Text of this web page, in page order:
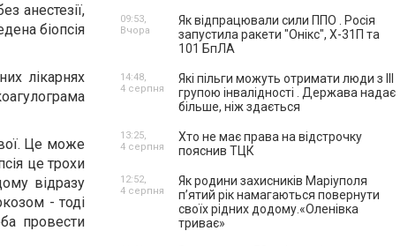
анестезії,
біопсія
лікарнях
Це може
це трохи
відразу
- тоді
провести
Як відпрацювали сили ППО . Росія
запустила ракети "Онікс", Х-31П та
101 БпЛА
09:53,
Вчора
Які пільги можуть отримати люди з III
групою інвалідності . Держава надає
більше, ніж здається
14:48,
4 серпня
Хто не має права на відстрочку
пояснив ТЦК
13:25,
4 серпня
Як родини захисників Маріуполя
пʼятий рік намагаються повернути
своїх рідних додому.«Оленівка
триває»
12:52,
4 серпня